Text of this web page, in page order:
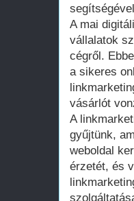
A mai
vállalatok
cégről.
a sikeres
vásárlót
A
gyűjtünk,
weboldal
érzetét, és